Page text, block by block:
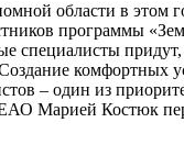
области в этом
программы
специалисты
комфортных
– один из
Марией Костюк